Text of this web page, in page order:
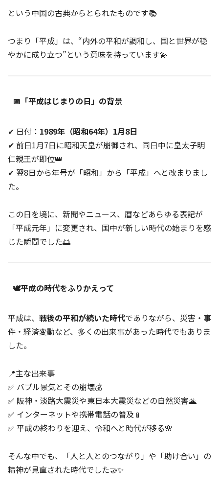
という中国の古典からとられたものです📚
つまり「平成」は、“内外の平和が調和し、国と世界が穏
やかに成り立つ”という意味を持っています💫
📅「平成はじまりの日」の背景
✔ 日付： 1989年（昭和64年）1月8日
✔ 前日1月7日に昭和天皇が崩御され、同日中に皇太子明
仁親王が即位👑
✔ 翌8日から年号が「昭和」から「平成」へと改まりまし
た。
この日を境に、新聞やニュース、暦などあらゆる表記が
「平成元年」に変更され、国中が新しい時代の始まりを感
じた瞬間でした🌅
🕊️平成の時代をふりかえって
平成は、 戦後の平和が続いた時代でありながら、災害・事
件・経済変動など、多くの出来事があった時代でもありま
した。
📍主な出来事
✅ バブル景気とその崩壊💰
✅ 阪神・淡路大震災や東日本大震災などの自然災害🌋
✅ インターネットや携帯電話の普及📱
✅ 平成の終わりを迎え、令和へと時代が移る🌸
そんな中でも、「人と人とのつながり」や「助け合い」の
精神が見直された時代でした🤝✨